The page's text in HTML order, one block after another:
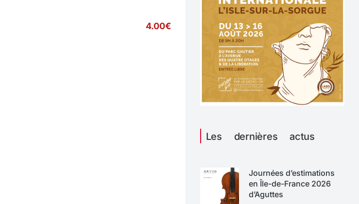
4.00€
Les dernières actus
Journées d’estimations
en Île-de-France 2026
d’Aguttes